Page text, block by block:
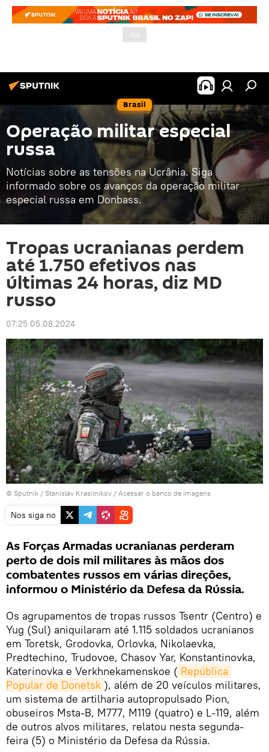
Brasil
Operação militar especial
russa
Notícias sobre as tensões na Ucrânia. Siga
informado sobre os avanços da operação militar
especial russa em Donbass.
Tropas ucranianas perdem
até 1.750 efetivos nas
últimas 24 horas, diz MD
russo
07:25 05.08.2024
© Sputnik / Stanislav Krasilnikov / Acessar o banco de imagens
Nos siga no
As Forças Armadas ucranianas perderam
perto de dois mil militares às mãos dos
combatentes russos em várias direções,
informou o Ministério da Defesa da Rússia.
Os agrupamentos de tropas russos Tsentr (Centro) e
Yug (Sul) aniquilaram até 1.115 soldados ucranianos
em Toretsk, Grodovka, Orlovka, Nikolaevka,
Predtechino, Trudovoe, Chasov Yar, Konstantinovka,
Katerinovka e Verkhnekamenskoe ( República
Popular de Donetsk ), além de 20 veículos militares,
um sistema de artilharia autopropulsado Pion,
obuseiros Msta-B, M777, M119 (quatro) e L-119, além
de outros alvos militares, relatou nesta segunda-
feira (5) o Ministério da Defesa da Rússia.